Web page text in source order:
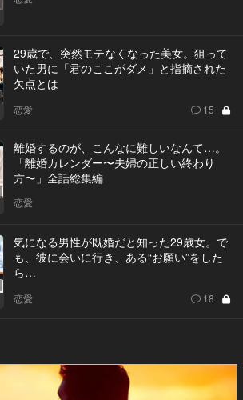
29歳で、突然モテなくなった美女。狙って
いた男に「君のここがダメ」と指摘された
欠点とは
恋愛 15
離婚するのが、こんなに難しいなんて…。
「離婚カレンダー〜夫婦の正しい終わり
方〜」全話総集編
恋愛
気になる男性が既婚だと知った29歳女。で
も、彼に会いに行き、ある“お願い”をした
ら…
恋愛 18